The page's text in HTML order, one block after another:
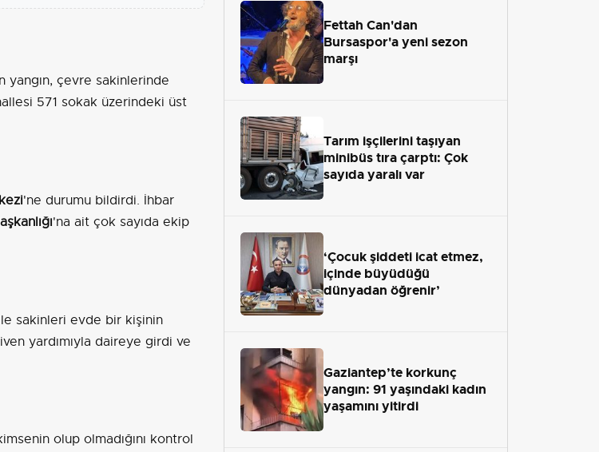
yangın, çevre sakinlerinde
571 sokak üzerindeki üst
'ne durumu bildirdi. İhbar
'na ait çok sayıda ekip
sakinleri evde bir kişinin
yardımıyla daireye girdi ve
olup olmadığını kontrol
Fettah Can'dan
Bursaspor'a yeni sezon
marşı
Tarım işçilerini taşıyan
minibüs tıra çarptı: Çok
sayıda yaralı var
‘Çocuk şiddeti icat etmez,
içinde büyüdüğü
dünyadan öğrenir’
Gaziantep’te korkunç
yangın: 91 yaşındaki kadın
yaşamını yitirdi